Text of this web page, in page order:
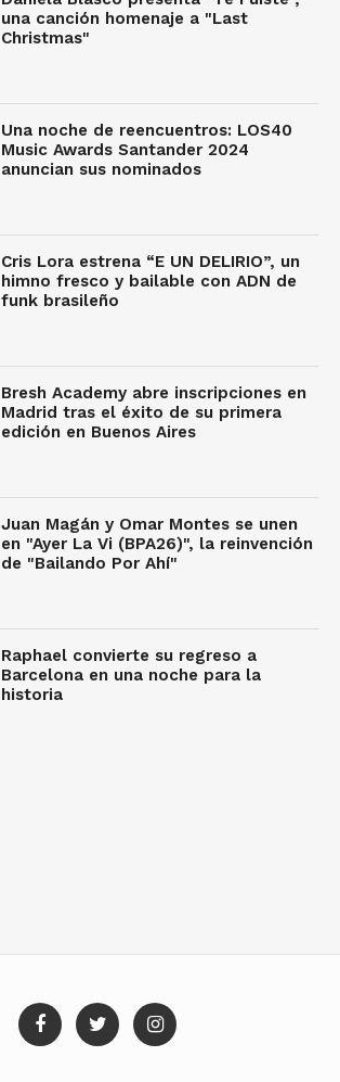
una canción homenaje a "Last
Christmas"
Una noche de reencuentros: LOS40
Music Awards Santander 2024
anuncian sus nominados
Cris Lora estrena “E UN DELIRIO”, un
himno fresco y bailable con ADN de
funk brasileño
Bresh Academy abre inscripciones en
Madrid tras el éxito de su primera
edición en Buenos Aires
Juan Magán y Omar Montes se unen
en "Ayer La Vi (BPA26)", la reinvención
de "Bailando Por Ahí"
Raphael convierte su regreso a
Barcelona en una noche para la
historia